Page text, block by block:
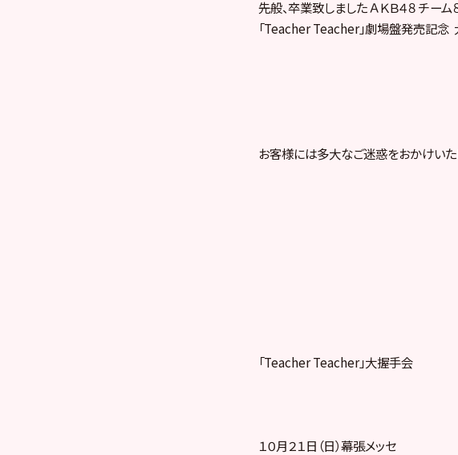
先般、卒業致しました ＡＫＢ４８ チーム
「Teacher Teacher」劇場盤発売記念
お客様には多大なご迷惑をおかけいた
「Teacher Teacher」大握手会
１０月２１日（日）幕張メッセ